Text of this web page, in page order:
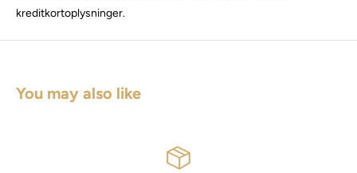
kreditkortoplysninger.
You may also like